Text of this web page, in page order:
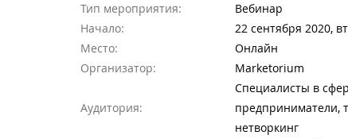
Тип мероприятия:
Вебинар
Начало:
22 сентября 2020,
Место:
Онлайн
Организатор:
Marketorium
Аудитория:
Cпециалисты в
предприниматели,
нетворкинг